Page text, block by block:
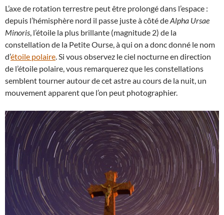
L’axe de rotation terrestre peut être prolongé dans l’espace :
depuis l’hémisphère nord il passe juste à côté deAlpha Ursae
Minoris, l’étoile la plus brillante (magnitude 2) de la
constellation de la Petite Ourse, à qui on a donc donné le nom
d’étoile polaire. Si vous observez le ciel nocturne en direction
de l’étoile polaire, vous remarquerez que les constellations
semblent tourner autour de cet astre au cours de la nuit, un
mouvement apparent que l’on peut photographier.